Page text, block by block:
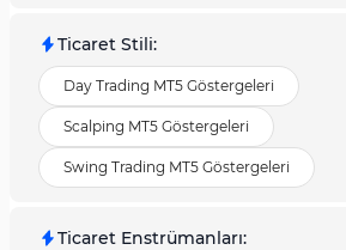
Ticaret Stili:
Day Trading MT5 Göstergeleri
Scalping MT5 Göstergeleri
Swing Trading MT5 Göstergeleri
Ticaret Enstrümanları: